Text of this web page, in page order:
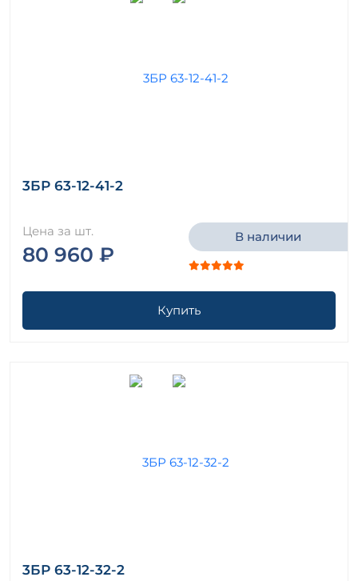
3БР 63-12-41-2
Цена за шт.
80 960 ₽
В наличии
Купить
3БР 63-12-32-2